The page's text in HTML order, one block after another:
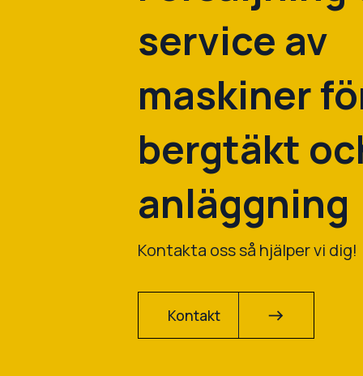
service av
maskiner
bergtäkt
anläggning
Kontakta oss så hjälper vi dig!
Kontakt east